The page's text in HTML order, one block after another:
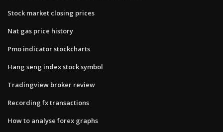
Stock market closing prices
Nat gas price history
Pmo indicator stockcharts
Hang seng index stock symbol
Tradingview broker review
Recording fx transactions
How to analyse forex graphs